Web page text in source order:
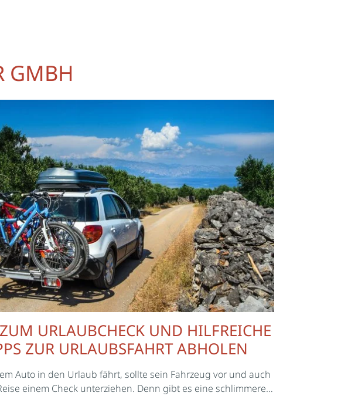
GMBH
ZUM URLAUBCHECK UND HILFREICHE
ZUR URLAUBSFAHRT ABHOLEN
Auto in den Urlaub fährt, sollte sein Fahrzeug vor und auch
einem Check unterziehen. Denn gibt es eine schlimmere…